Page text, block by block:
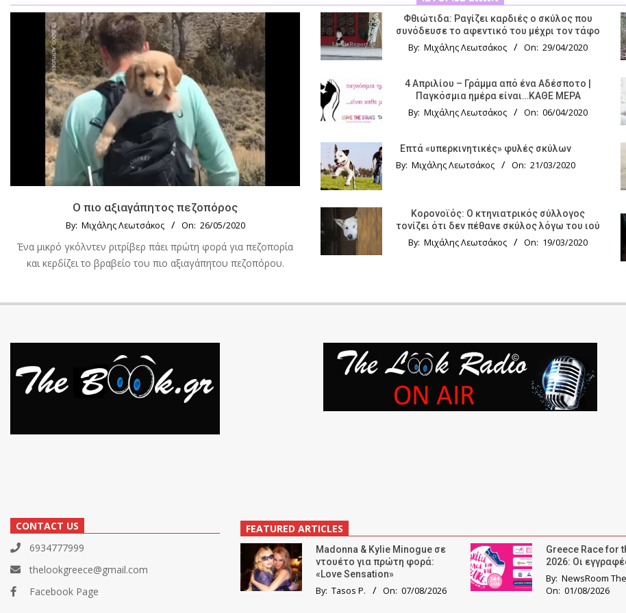
Ο πιο αξιαγάπητος πεζοπόρος
By: Μιχάλης Λεωτσάκος On: 26/05/2020
Ένα μικρό γκόλντεν ριτρίβερ πάει πρώτη φορά για πεζοπορία
και κερδίζει το βραβείο του πιο αξιαγάπητου πεζοπόρου.
Φθιώτιδα: Ραγίζει καρδιές ο σκύλος που
συνόδευσε το αφεντικό του μέχρι τον τάφο
By: Μιχάλης Λεωτσάκος On: 29/04/2020
4 Απριλίου – Γράμμα από ένα Αδέσποτο |
Παγκόσμια ημέρα είναι…ΚΑΘΕ ΜΕΡΑ
By: Μιχάλης Λεωτσάκος On: 06/04/2020
Επτά «υπερκινητικές» φυλές σκύλων
By: Μιχάλης Λεωτσάκος On: 21/03/2020
Κορονοϊός: Ο κτηνιατρικός σύλλογος
τονίζει ότι δεν πέθανε σκύλος λόγω του ιού
By: Μιχάλης Λεωτσάκος On: 19/03/2020
CONTACT US
6934777999
thelookgreece@gmail.com
Facebook Page
FEATURED ARTICLES
Madonna & Kylie Minogue σε
ντουέτο για πρώτη φορά:
«Love Sensation»
By: Tasos P. On: 07/08/2026
Greece Race for
2026: Οι
By: NewsRoom
On: 01/08/2026